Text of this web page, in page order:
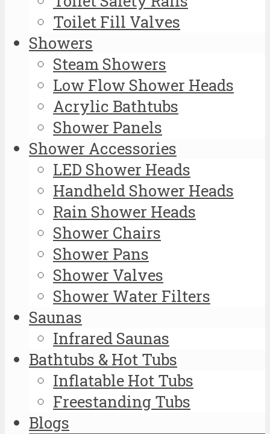
Toilet Fill Valves
Showers
Steam Showers
Low Flow Shower Heads
Acrylic Bathtubs
Shower Panels
Shower Accessories
LED Shower Heads
Handheld Shower Heads
Rain Shower Heads
Shower Chairs
Shower Pans
Shower Valves
Shower Water Filters
Saunas
Infrared Saunas
Bathtubs & Hot Tubs
Inflatable Hot Tubs
Freestanding Tubs
Blogs